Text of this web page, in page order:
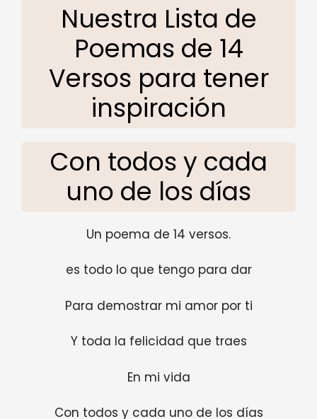
Nuestra Lista de
Poemas de 14
Versos para tener
inspiración
Con todos y cada
uno de los días
Un poema de 14 versos.
es todo lo que tengo para dar
Para demostrar mi amor por ti
Y toda la felicidad que traes
En mi vida
Con todos y cada uno de los días